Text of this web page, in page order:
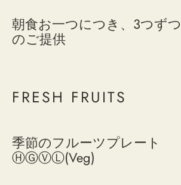
朝食お一つにつき、3つずつ
のご提供
FRESH FRUITS
季節のフルーツプレート
ⒽⒼⓋⓁ(Veg)